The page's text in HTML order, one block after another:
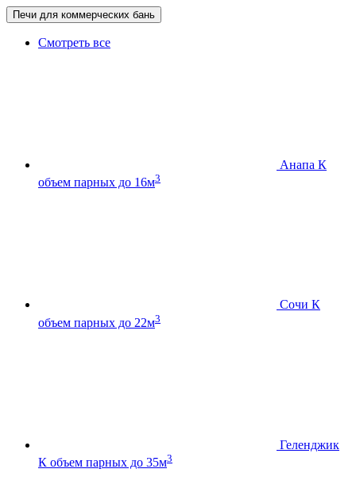
Печи для коммерческих бань
Смотреть все
Анапа К
объем парных до 16м3
Сочи К
объем парных до 22м3
Геленджик
К объем парных до 35м3